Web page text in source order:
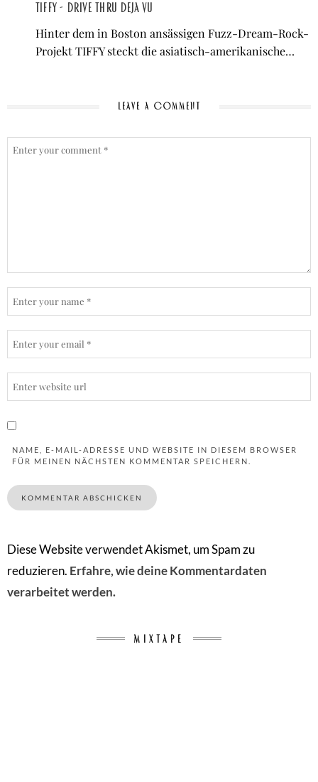
TIFFY - Drive Thru Deja Vu
Hinter dem in Boston ansässigen Fuzz-Dream-Rock-
Projekt TIFFY steckt die asiatisch-amerikanische…
LEAVE A COMMENT
NAME, E-MAIL-ADRESSE UND WEBSITE IN DIESEM BROWSER
FÜR MEINEN NÄCHSTEN KOMMENTAR SPEICHERN.
Diese Website verwendet Akismet, um Spam zu
reduzieren. Erfahre, wie deine Kommentardaten
verarbeitet werden.
MIXTAPE